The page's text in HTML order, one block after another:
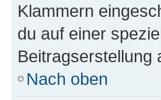
Klammern
du auf einer
Beitragserstellung
Nach oben